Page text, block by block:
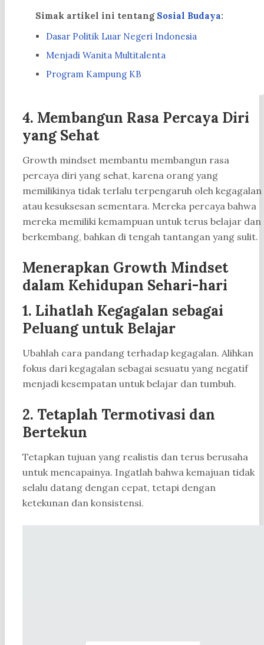
Simak artikel ini tentang Sosial Budaya:
Dasar Politik Luar Negeri Indonesia
Menjadi Wanita Multitalenta
Program Kampung KB
4. Membangun Rasa Percaya Diri
yang Sehat
Growth mindset membantu membangun rasa
percaya diri yang sehat, karena orang yang
memilikinya tidak terlalu terpengaruh oleh kegagalan
atau kesuksesan sementara. Mereka percaya bahwa
mereka memiliki kemampuan untuk terus belajar dan
berkembang, bahkan di tengah tantangan yang sulit.
Menerapkan Growth Mindset
dalam Kehidupan Sehari-hari
1. Lihatlah Kegagalan sebagai
Peluang untuk Belajar
Ubahlah cara pandang terhadap kegagalan. Alihkan
fokus dari kegagalan sebagai sesuatu yang negatif
menjadi kesempatan untuk belajar dan tumbuh.
2. Tetaplah Termotivasi dan
Bertekun
Tetapkan tujuan yang realistis dan terus berusaha
untuk mencapainya. Ingatlah bahwa kemajuan tidak
selalu datang dengan cepat, tetapi dengan
ketekunan dan konsistensi.